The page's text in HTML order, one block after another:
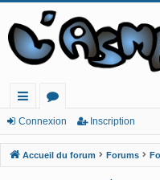
ac
co
ur
or
u
m
Connexion Inscription
Accueil du forum Forums